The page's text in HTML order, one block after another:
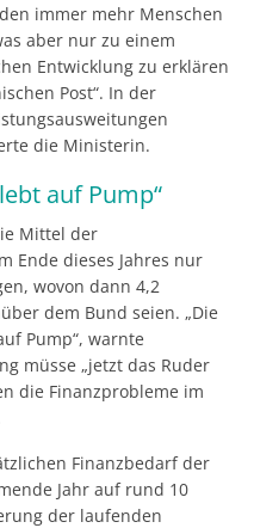
immer mehr Menschen
aber nur zu einem
Entwicklung zu erklären
Post“. In der
die Ministerin.
auf Pump“
Mittel der
Ende dieses Jahres nur
wovon dann 4,2
dem Bund seien. „Die
Pump“, warnte
müsse „jetzt das Ruder
die Finanzprobleme im
Finanzbedarf der
Jahr auf rund 10
der laufenden